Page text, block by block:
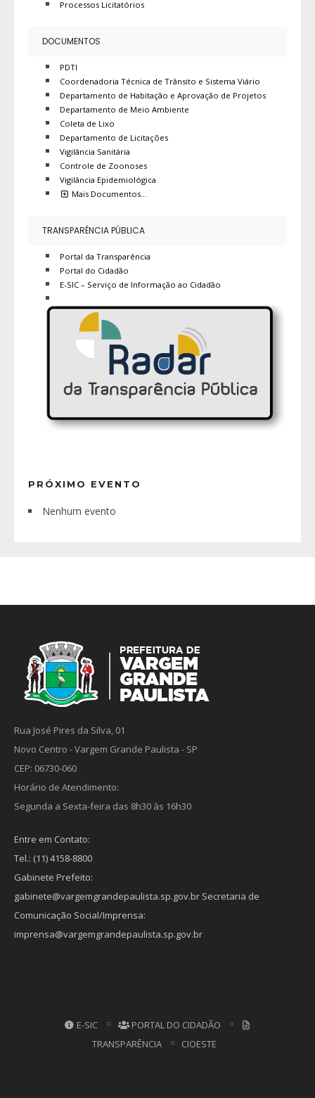
Processos Licitatórios
DOCUMENTOS
PDTI
Coordenadoria Técnica de Trânsito e Sistema Viário
Departamento de Habitação e Aprovação de Projetos
Departamento de Meio Ambiente
Coleta de Lixo
Departamento de Licitações
Vigilância Sanitária
Controle de Zoonoses
Vigilância Epidemiológica
Mais Documentos…
TRANSPARÊNCIA PÚBLICA
Portal da Transparência
Portal do Cidadão
E-SIC – Serviço de Informação ao Cidadão
PRÓXIMO EVENTO
Nenhum evento
Rua José Pires da Silva, 01
Novo Centro - Vargem Grande Paulista - SP
CEP: 06730-060
Horário de Atendimento:
Segunda a Sexta-feira das 8h30 às 16h30
Entre em Contato:
Tel.: (11) 4158-8800
Gabinete Prefeito:
gabinete@vargemgrandepaulista.sp.gov.br Secretaria de
Comunicação Social/Imprensa:
imprensa@vargemgrandepaulista.sp.gov.br
E-SIC
PORTAL DO CIDADÃO
TRANSPARÊNCIA
CIOESTE